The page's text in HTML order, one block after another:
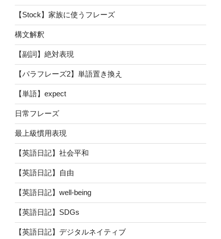
【Stock】家族に使うフレーズ
構文解釈
【副詞】絶対表現
【パラフレーズ2】単語置き換え
【単語】expect
日常フレーズ
最上級慣用表現
【英語日記】社会平和
【英語日記】自由
【英語日記】well-being
【英語日記】SDGs
【英語日記】デジタルネイティブ